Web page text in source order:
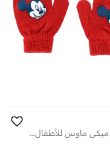
قفازات ميكي ماوس للأطفال الرضع من ديزني